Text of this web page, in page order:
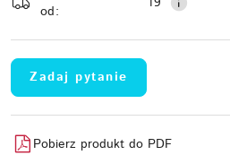
od:
Zadaj pytanie
Pobierz produkt do PDF